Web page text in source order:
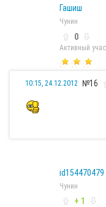
Гашиш
Чунин
0
Активный
10:15, 24.12.2012 №16
id154470479
Чунин
+ 1